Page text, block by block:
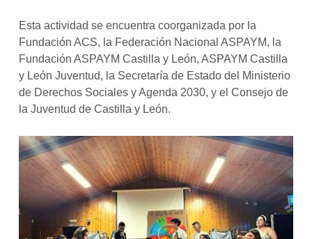
Esta actividad se encuentra coorganizada por la
Fundación ACS, la Federación Nacional ASPAYM, la
Fundación ASPAYM Castilla y León, ASPAYM Castilla
y León Juventud, la Secretaría de Estado del Ministerio
de Derechos Sociales y Agenda 2030, y el Consejo de
la Juventud de Castilla y León.